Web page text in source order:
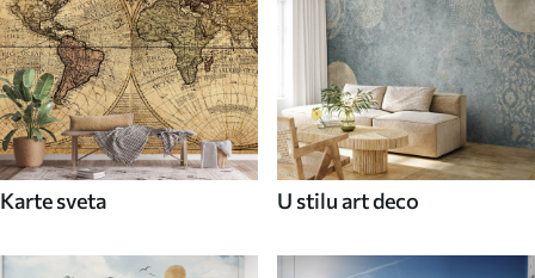
Karte sveta U stilu art deco